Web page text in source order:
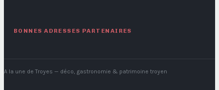
BONNES ADRESSES PARTENAIRES
A la une de Troyes — déco, gastronomie & patrimoine troyen